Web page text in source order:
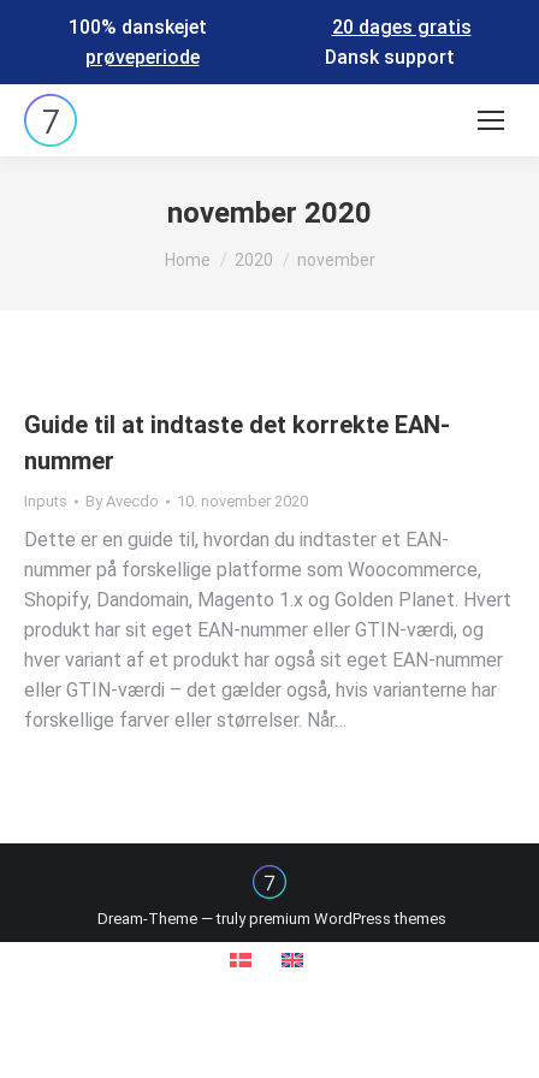
100% danskejet
20 dages gratis
prøveperiode
Dansk support
Search:
november 2020
You are here:
Home 2020 november
Guide til at indtaste det korrekte EAN-
nummer
Inputs ByAvecdo 10. november 2020
Dette er en guide til, hvordan du indtaster et EAN-
nummer på forskellige platforme som Woocommerce,
Shopify, Dandomain, Magento 1.x og Golden Planet. Hvert
produkt har sit eget EAN-nummer eller GTIN-værdi, og
hver variant af et produkt har også sit eget EAN-nummer
eller GTIN-værdi – det gælder også, hvis varianterne har
forskellige farver eller størrelser. Når…
Dream-Theme — trulypremium WordPress themes